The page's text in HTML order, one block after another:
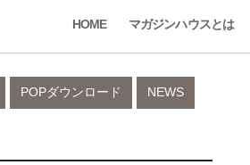
HOME マガジンハウスとは
NEWS
POPダウンロード